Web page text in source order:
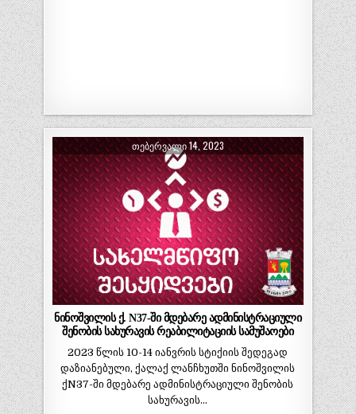
ᲗᲔᲑᲔᲠᲕᲐᲚᲘ 14, 2023
ნინოშვილის ქ. N37-ში მდებარე ადმინისტრაციული
შენობის სახურავის რეაბილიტაციის სამუშაოები
2023 წლის 10-14 იანვრის სტიქიის შედეგად
დაზიანებული, ქალაქ ლანჩხუთში ნინოშვილის
ქN37-ში მდებარე ადმინისტრაციული შენობის
სახურავის…